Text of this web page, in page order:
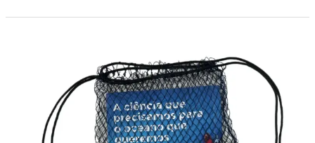
Aquáticos
Proteger
Mesmo
Tempo?